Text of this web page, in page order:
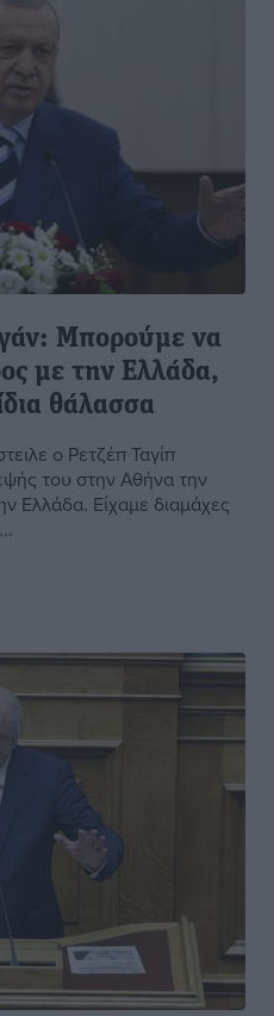
Μπορούμε να
με την Ελλάδα,
θάλασσα
ο Ρετζέπ Ταγίπ
του στην Αθήνα την
Ελλάδα. Είχαμε διαμάχες